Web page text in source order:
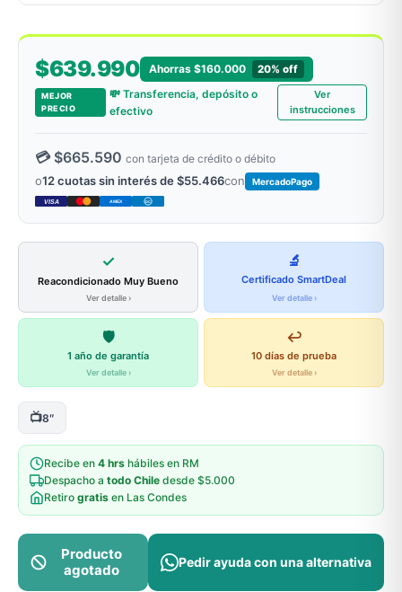
$639.990 Ahorras $160.000 20% off
MEJOR
PRECIO
💸 Transferencia, depósito o
efectivo
Ver
instrucciones
💳 $665.590 con tarjeta de crédito o débito
o12 cuotas sin interés de $55.466con MercadoPago
VISA AMEX DC
✓
Reacondicionado Muy Bueno
Ver detalle ›
🔬
Certificado SmartDeal
Ver detalle ›
🛡️
1 año de garantía
Ver detalle ›
↩️
10 días de prueba
Ver detalle ›
📺8″
Recibe en 4 hrs hábiles en RM
Despacho a todo Chile desde $5.000
Retiro gratis en Las Condes
Producto
agotado
Pedir ayuda con una alternativa